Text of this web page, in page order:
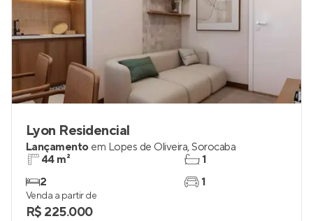
Lyon Residencial
Lançamento em Lopes de Oliveira,Sorocaba
44 m²
2
1
1
Venda a partir de
R$ 225.000